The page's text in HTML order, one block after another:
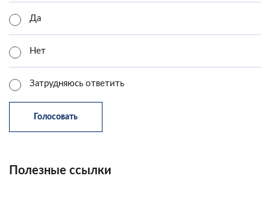
Да
Нет
Затрудняюсь ответить
Полезные ссылки